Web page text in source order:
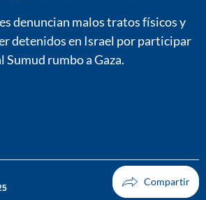
denuncian malos tratos físicos y
detenidos en Israel por participar
rumbo a Gaza.